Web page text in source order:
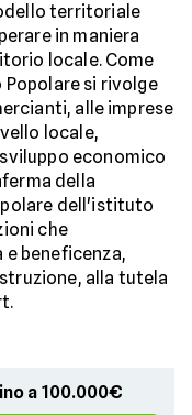
territoriale
in maniera
locale. Come
Popolare si rivolge
alle imprese
locale,
economico
della
dell'istituto
che
beneficenza,
alla tutela
a 100.000€